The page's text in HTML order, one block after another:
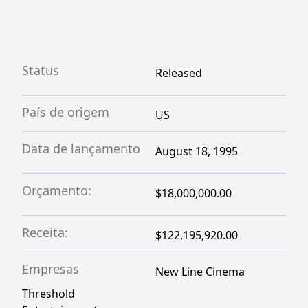
Status Released
País de origem US
Data de lançamento August 18, 1995
Orçamento: $18,000,000.00
Receita: $122,195,920.00
Empresas
New Line Cinema
Threshold